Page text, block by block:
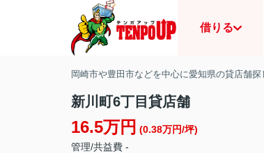
借りる
岡崎市や豊田市などを中心に愛知県の貸店舗
新川町6丁目貸店舗
16.5万円 (0.38万円/坪)
管理/共益費 -